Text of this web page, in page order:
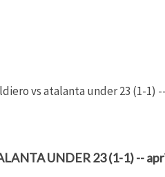
vs atalanta under 23 (1-1)
UNDER 23 (1-1) --